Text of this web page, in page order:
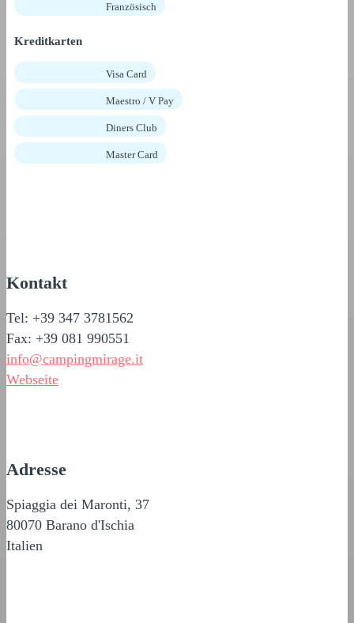
Französisch
Kreditkarten
Visa Card
Maestro / V Pay
Diners Club
Master Card
Kontakt
Tel: +39 347 3781562
Fax: +39 081 990551
info@campingmirage.it
Webseite
Adresse
Spiaggia dei Maronti, 37
80070 Barano d'Ischia
Italien